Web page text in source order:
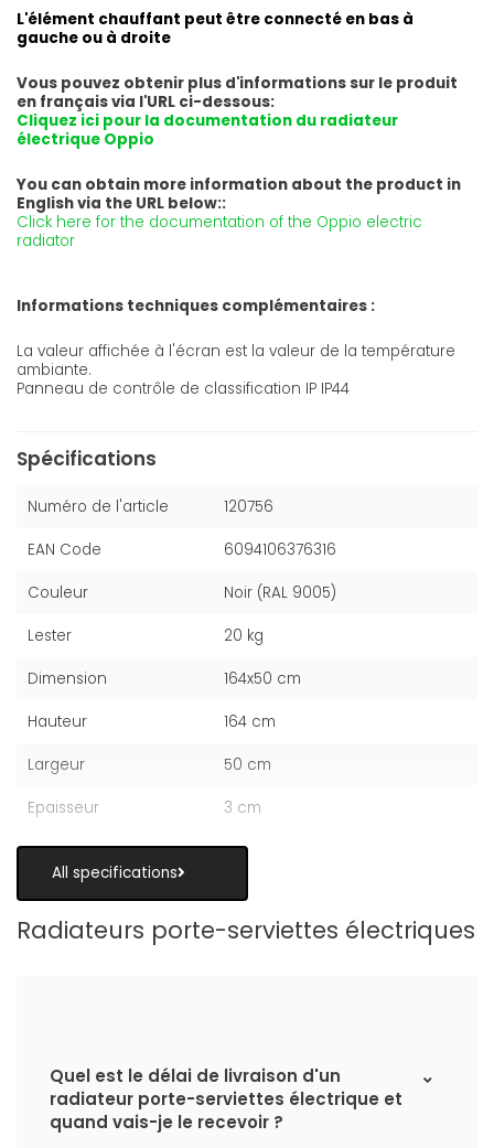
L'élément chauffant peut être connecté en bas à
gauche ou à droite
Vous pouvez obtenir plus d'informations sur le produit
en français via l'URL ci-dessous:
Cliquez ici pour la documentation du radiateur
électrique Oppio
You can obtain more information about the product in
English via the URL below::
Click here for the documentation of the Oppio electric
radiator
Informations techniques complémentaires :
La valeur affichée à l'écran est la valeur de la température
ambiante.
Panneau de contrôle de classification IP IP44
Spécifications
Numéro de l'article 120756
EAN Code 6094106376316
Couleur Noir (RAL 9005)
Lester 20 kg
Dimension 164x50 cm
Hauteur 164 cm
Largeur 50 cm
Epaisseur 3 cm
All specifications
Radiateurs porte-serviettes électriques
Quel est le délai de livraison d'un
radiateur porte-serviettes électrique et
quand vais-je le recevoir ?